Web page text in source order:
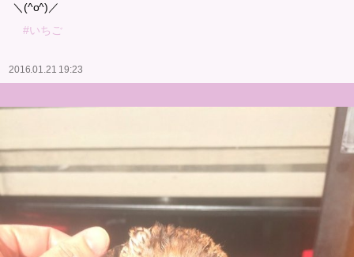
＼(^o^)／
#いちご
2016.01.21 19:23